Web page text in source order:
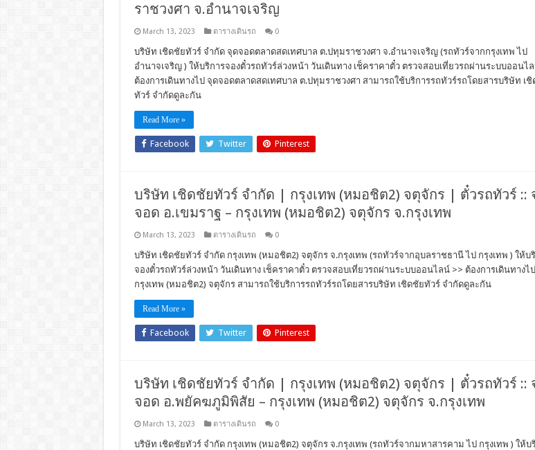
ราชวงศา จ.อำนาจเจริญ
March 13, 2023 ตารางเดินรถ 0
บริษัท เชิดชัยทัวร์ จำกัด จุดจอดตลาดสดเทศบาล ต.ปทุมราชวงศา จ.อำนาจเจริญ (รถทัวร์จากกรุงเทพ ไป
อำนาจเจริญ ) ให้บริการจองตั๋วรถทัวร์ล่วงหน้า วันเดินทาง เช็คราคาตั๋ว ตรวจสอบเที่ยวรถผ่านระบบออนไ
ต้องการเดินทางไป จุดจอดตลาดสดเทศบาล ต.ปทุมราชวงศา สามารถใช้บริการรถทัวร์รถโดยสารบริษัท เชิ
ทัวร์ จำกัดดูละกัน
Read More »
Facebook Twitter Pinterest
บริษัท เชิดชัยทัวร์ จำกัด | กรุงเทพ (หมอชิต2) จตุจักร | ตั๋วรถทัวร์ ::
จอด อ.เขมราฐ – กรุงเทพ (หมอชิต2) จตุจักร จ.กรุงเทพ
March 13, 2023 ตารางเดินรถ 0
บริษัท เชิดชัยทัวร์ จำกัด กรุงเทพ (หมอชิต2) จตุจักร จ.กรุงเทพ (รถทัวร์จากอุบลราชธานี ไป กรุงเทพ ) ให้บ
จองตั๋วรถทัวร์ล่วงหน้า วันเดินทาง เช็คราคาตั๋ว ตรวจสอบเที่ยวรถผ่านระบบออนไลน์ >> ต้องการเดินทางไป
กรุงเทพ (หมอชิต2) จตุจักร สามารถใช้บริการรถทัวร์รถโดยสารบริษัท เชิดชัยทัวร์ จำกัดดูละกัน
Read More »
Facebook Twitter Pinterest
บริษัท เชิดชัยทัวร์ จำกัด | กรุงเทพ (หมอชิต2) จตุจักร | ตั๋วรถทัวร์ ::
จอด อ.พยัคฆภูมิพิสัย – กรุงเทพ (หมอชิต2) จตุจักร จ.กรุงเทพ
March 13, 2023 ตารางเดินรถ 0
บริษัท เชิดชัยทัวร์ จำกัด กรุงเทพ (หมอชิต2) จตุจักร จ.กรุงเทพ (รถทัวร์จากมหาสารคาม ไป กรุงเทพ ) ให้บ